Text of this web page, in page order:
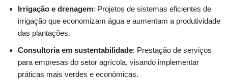
Irrigação e drenagem: Projetos de sistemas eficientes de
irrigação que economizam água e aumentam a produtividade
das plantações.
Consultoria em sustentabilidade: Prestação de serviços
para empresas do setor agrícola, visando implementar
práticas mais verdes e econômicas.